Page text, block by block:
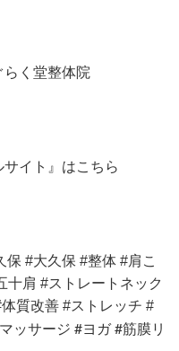
らく堂整体院
サイト』はこちら
#大久保 #整体 #肩こ
十肩 #ストレートネック
質改善 #ストレッチ #
マッサージ #ヨガ #筋膜リ